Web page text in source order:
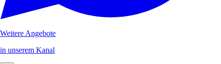
Weitere Angebote
in unserem Kanal